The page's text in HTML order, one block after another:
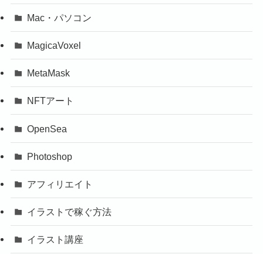
Mac・パソコン
MagicaVoxel
MetaMask
NFTアート
OpenSea
Photoshop
アフィリエイト
イラストで稼ぐ方法
イラスト講座